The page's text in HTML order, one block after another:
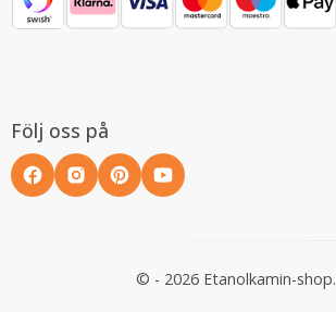
Följ oss på
© - 2026 Etanolkamin-